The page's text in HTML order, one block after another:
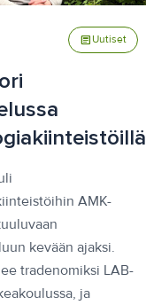
article Uutiset
AMK-
kevään ajaksi.
tradenomiksi LAB-
ja